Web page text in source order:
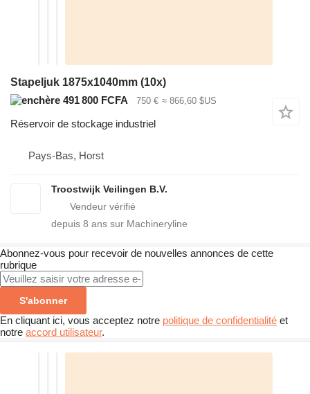
Stapeljuk 1875x1040mm (10x)
491 800 FCFA
750 € ≈ 866,60 $US
Réservoir de stockage industriel
Pays-Bas, Horst
Troostwijk Veilingen B.V.
depuis 8 ans sur Machineryline
Abonnez-vous pour recevoir de nouvelles annonces de cette
rubrique
S'abonner
En cliquant ici, vous acceptez notre politique de confidentialité et
notre accord utilisateur.